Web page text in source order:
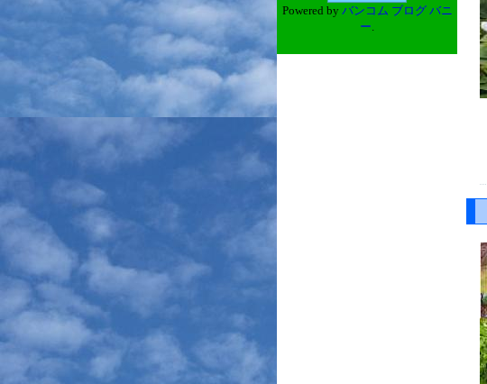
Powered by バンコム ブログ バニ
ー.